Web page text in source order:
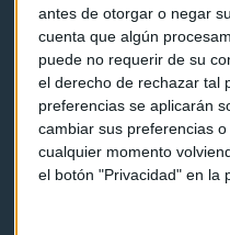
antes de otorgar o negar
cuenta que algún
puede no requerir de su
el derecho de rechazar tal
preferencias se aplicarán
cambiar sus preferencias
cualquier momento
el botón "Privacidad" en la
Cómo
Política